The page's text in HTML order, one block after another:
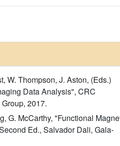
W. Thompson, J. Aston, (Eds.)
Data Analysis", CRC
2017.
G. McCarthy, "Functional
Ed., Salvador Dali, Gala-